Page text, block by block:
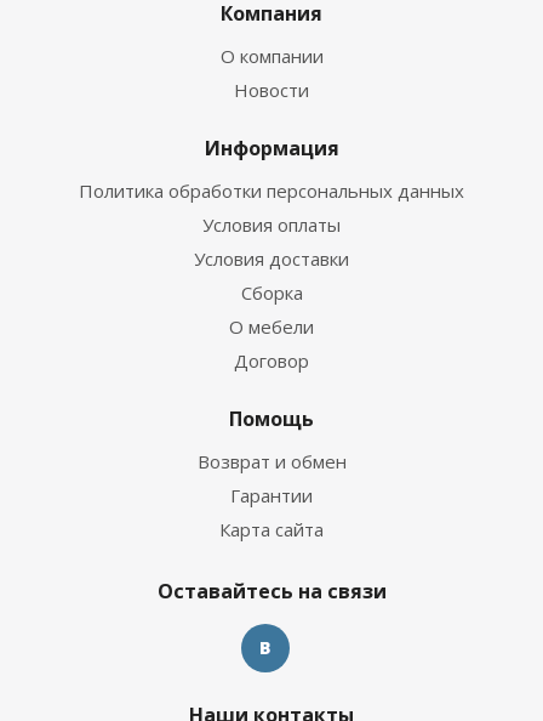
Компания
О компании
Новости
Информация
Политика обработки персональных данных
Условия оплаты
Условия доставки
Сборка
О мебели
Договор
Помощь
Возврат и обмен
Гарантии
Карта сайта
Оставайтесь на связи
Наши контакты